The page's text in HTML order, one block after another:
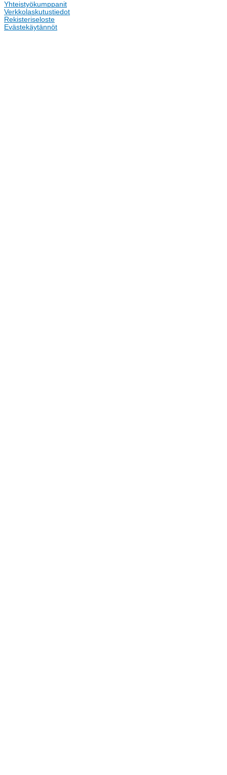
Yhteistyökumppanit
Verkkolaskutustiedot
Rekisteriseloste
Evästekäytännöt